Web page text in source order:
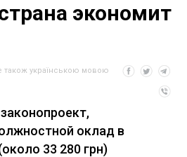
экономит
також українською мовою
оклад в
33 280 грн)